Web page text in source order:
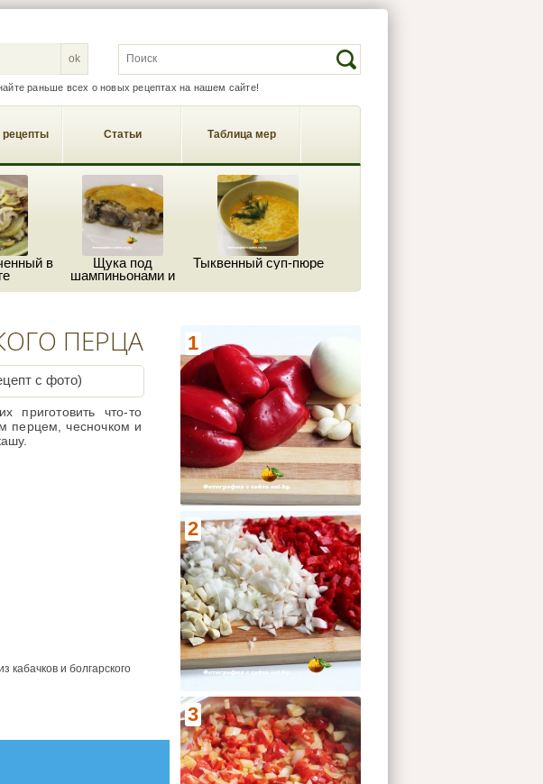
раньше всех о новых рецептах на нашем сайте!
SEARCH FORM Search
Статьи Таблица мер
в
Щука под
шампиньонами и
Тыквенный суп-пюре
1
2
3
ПЕРЦА
с фото)
приготовить что-то
перцем, чесночком и
кабачков и болгарского